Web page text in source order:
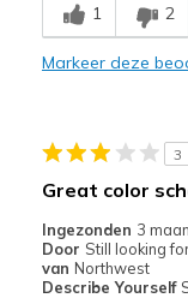
Comfortable
Casual Wear
Width
Sizing
View On Shoes
1 2
Markeer deze
3
Great color
Ingezonden 3
Door Still looking
van Northwest
Describe Yourself